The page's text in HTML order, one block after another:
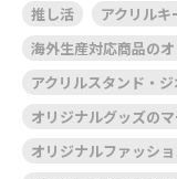
推し活
アクリル
海外生産対応商品の
アクリルスタンド・
オリジナルグッズの
オリジナルファッシ